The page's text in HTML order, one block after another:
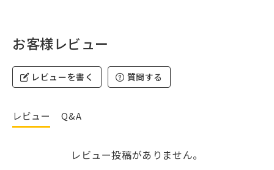
お客様レビュー
レビューを書く 質問する
レビュー Q&A
レビュー投稿がありません。